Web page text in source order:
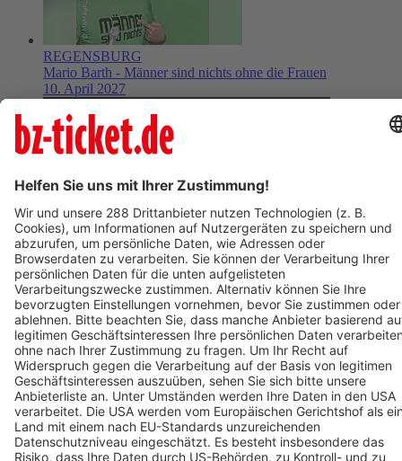
REGENSBURG
Mario Barth - Männer sind nichts ohne die Frauen
10. April 2027
BZ-Card
Freiburg im Breisgau
Circolo 2026 - Udo Jürgens - Aber bitte mit Schlager!
12. Dezember 2026